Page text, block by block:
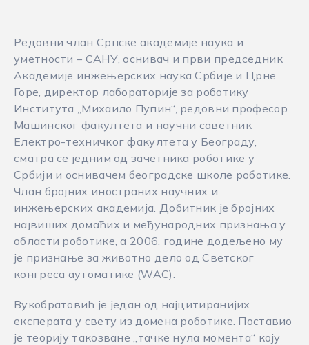
Редовни члан Српске академије наука и
уметности – САНУ, оснивач и први председник
Академије инжењерских наука Србије и Црне
Горе, директор лабораторије за роботику
Института „Михаило Пупин“, редовни професор
Машинског факултета и научни саветник
Електро-техничког факултета у Београду,
сматра се једним од зачетника роботике у
Србији и оснивачем београдске школе роботике.
Члан бројних иностраних научних и
инжењерских академија. Добитник је бројних
највиших домаћих и међународних признања у
области роботике, а 2006. године додељено му
је признање за животно дело од Светског
конгреса аутоматике (WAC).
Вукобратовић је један од најцитиранијих
експерата у свету из домена роботике. Поставио
је теорију такозване „тачке нула момента“ коју